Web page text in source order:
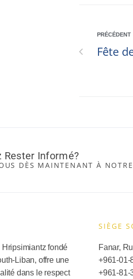
PRÉCÉDENT
Fête
Rester Informé?
DÈS MAINTENANT À
fondé
Liban, offre une
dans le respect
SIÈGE
Fanar,
+961-01-
+961-81-